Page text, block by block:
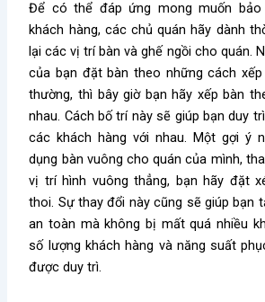
Để có thể đáp ứng mong muốn
khách hàng, các chủ quán hãy dành
lại các vị trí bàn và ghế ngồi cho quán.
của bạn đặt bàn theo những cách
thường, thì bây giờ bạn hãy xếp bàn
nhau. Cách bố trí này sẽ giúp bạn duy
các khách hàng với nhau. Một gợi ý
dụng bàn vuông cho quán của mình,
vị trí hình vuông thẳng, bạn hãy đặt
thoi. Sự thay đổi này cũng sẽ giúp bạn
an toàn mà không bị mất quá nhiều
số lượng khách hàng và năng suất
được duy trì.